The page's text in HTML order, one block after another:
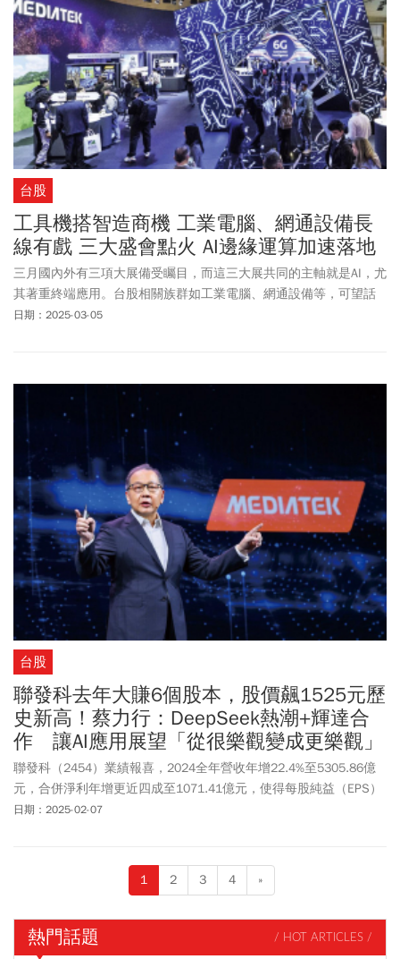
台股
工具機搭智造商機 工業電腦、網通設備長
線有戲 三大盛會點火 AI邊緣運算加速落地
三月國內外有三項大展備受矚目，而這三大展共同的主軸就是AI，尤
其著重終端應用。台股相關族群如工業電腦、網通設備等，可望話
題增溫，值得多加關注。
日期：2025-03-05
台股
聯發科去年大賺6個股本，股價飆1525元歷
史新高！蔡力行：DeepSeek熱潮+輝達合
作 讓AI應用展望「從很樂觀變成更樂觀」
聯發科（2454）業績報喜，2024全年營收年增22.4%至5305.86億
元，合併淨利年增更近四成至1071.41億元，使得每股純益（EPS）
年增38%至66.92元，創下史上第三高紀錄。AI熱潮大大推升了聯發
國AI新創公司DeepSeek投下的震撼彈，都刺激聯發科股價站上1525
元的歷史新高。累計2025年以來，聯發科股價已經大漲13%，完全
日期：2025-02-07
1 2 3 4 »
熱門話題 / HOT ARTICLES /